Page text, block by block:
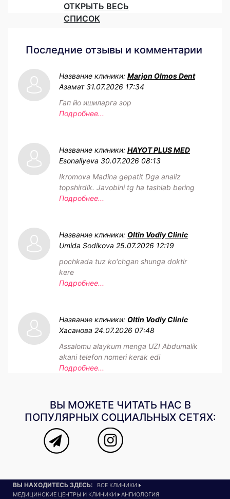
ОТКРЫТЬ ВЕСЬ
СПИСОК
Последние отзывы и комментарии
Название клиники: Marjon Olmos Dent
Азамат 31.07.2026 17:34
Гап йо ишиларга зор
Подробнее...
Название клиники: HAYOT PLUS MED
Esonaliyeva 30.07.2026 08:13
Ikromova Madina gepatit Dga analiz
topshirdik. Javobini tg ha tashlab bering
Подробнее...
Название клиники: Oltin Vodiy Clinic
Umida Sodikova 25.07.2026 12:19
pochkada tuz ko'chgan shunga doktir
kere
Подробнее...
Название клиники: Oltin Vodiy Clinic
Хасанова 24.07.2026 07:48
Assalomu alaykum menga UZI Abdumalik
akani telefon nomeri kerak edi
Подробнее...
ВЫ МОЖЕТЕ ЧИТАТЬ НАС В
ПОПУЛЯРНЫХ СОЦИАЛЬНЫХ СЕТЯХ:
ВЫ НАХОДИТЕСЬ ЗДЕСЬ:
ВСЕ КЛИНИКИ
МЕДИЦИНСКИЕ ЦЕНТРЫ И КЛИНИКИ
АНГИОЛОГИЯ